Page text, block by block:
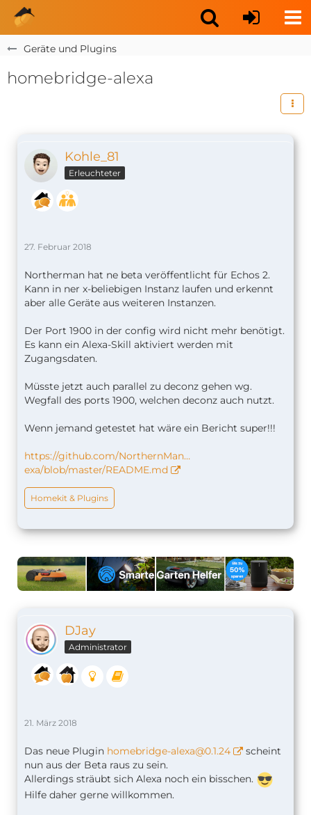
Geräte und Plugins
homebridge-alexa
Kohle_81
Erleuchteter
27. Februar 2018
Northerman hat ne beta veröffentlicht für Echos 2.
Kann in ner x-beliebigen Instanz laufen und erkennt
aber alle Geräte aus weiteren Instanzen.
Der Port 1900 in der config wird nicht mehr benötigt.
Es kann ein Alexa-Skill aktiviert werden mit
Zugangsdaten.
Müsste jetzt auch parallel zu deconz gehen wg.
Wegfall des ports 1900, welchen deconz auch nutzt.
Wenn jemand getestet hat wäre ein Bericht super!!!
https://github.com/NorthernMan…
exa/blob/master/README.md
Homekit & Plugins
DJay
Administrator
21. März 2018
Das neue Plugin homebridge-alexa@0.1.24
scheint
nun aus der Beta raus zu sein.
Allerdings sträubt sich Alexa noch ein bisschen.
Hilfe daher gerne willkommen.